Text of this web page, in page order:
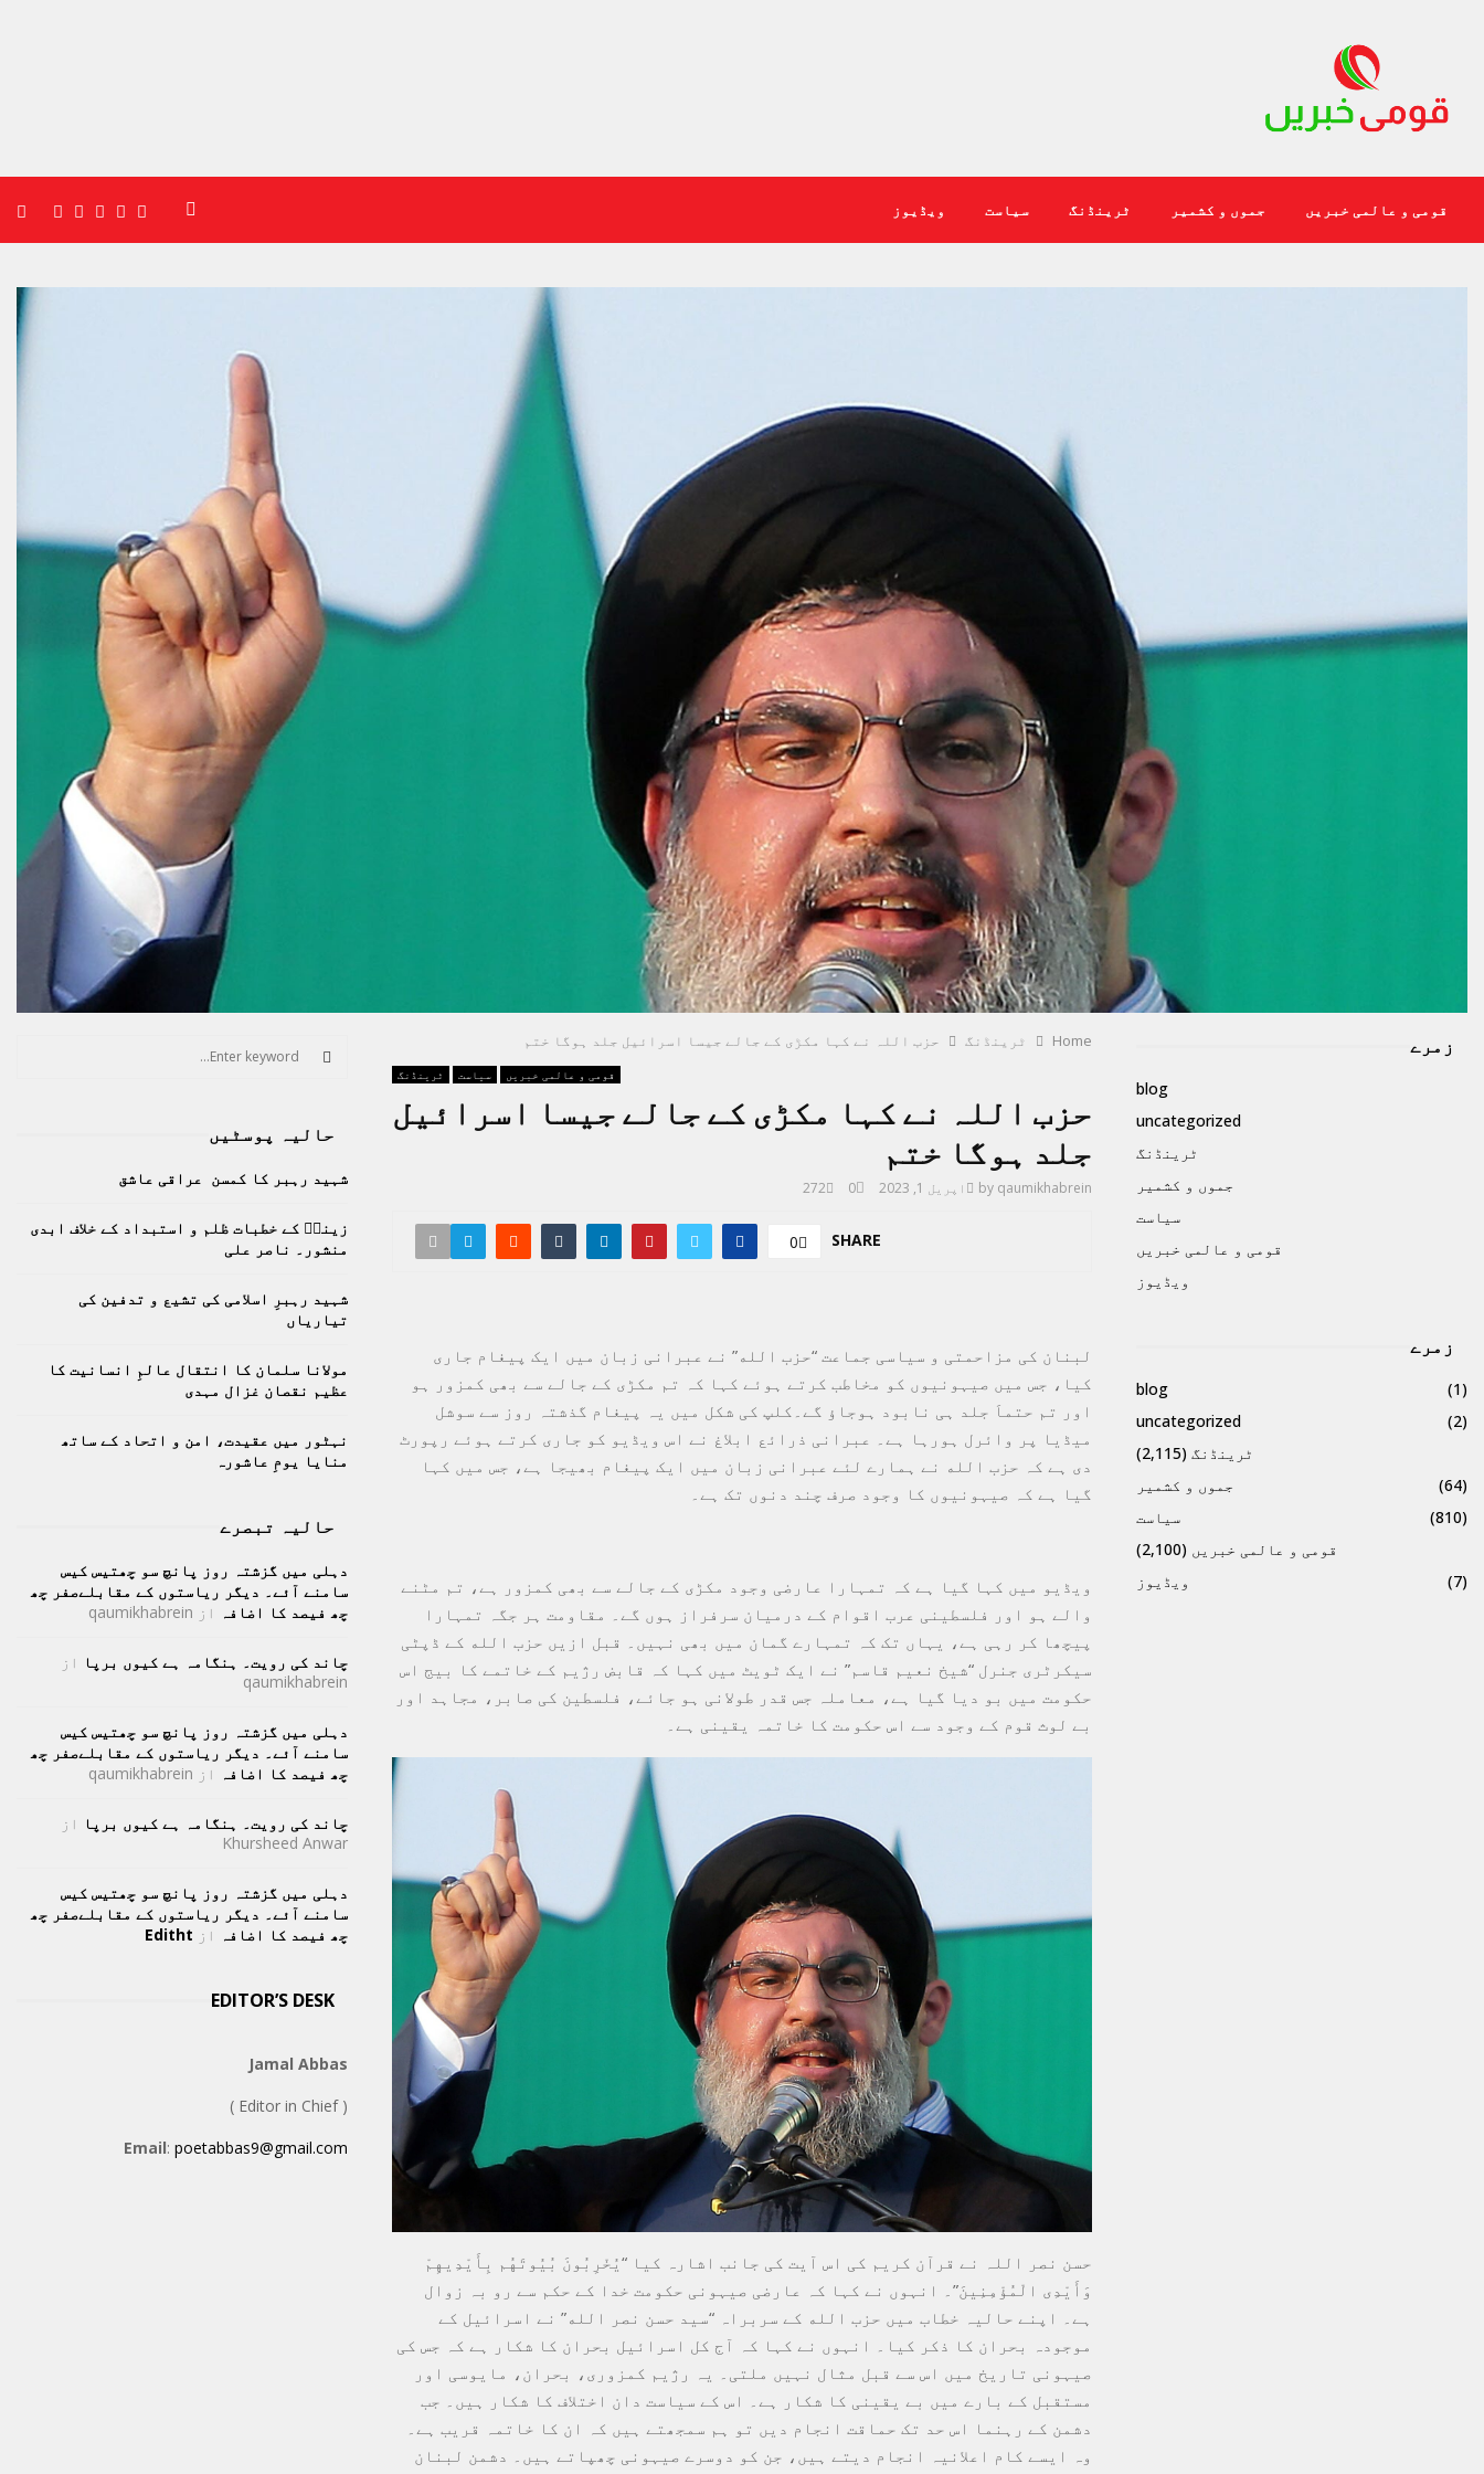
ویڈیوز سیاست ٹرینڈنگ جموں و کشمیر قومی و عالمی خبریں
Home ٹرینڈنگ حزب اللہ نے کہا مکڑی کے جالے جیسا اسرائیل جلد ہوگا ختم
ٹرینڈنگ سیاست قومی و عالمی خبریں
حزب اللہ نے کہا مکڑی کے جالے جیسا اسرائیل
جلد ہوگا ختم
by qaumikhabrein اپریل 1, 2023 0
272
SHARE
0
لبنان کی مزاحمتی و سیاسی جماعت “حزب‌ الله” نے عبرانی زبان میں ایک پیغام جاری
کیا، جس میں صیہونیوں کو مخاطب کرتے ہوئے کہا کہ تم مکڑی کے جالے سے بھی کمزور ہو
اور تم حتماَ جلد ہی نابود ہوجاؤ گے۔کلپ کی شکل میں یہ پیغام گذشتہ روز سے سوشل
میڈیا پر وائرل ہورہا ہے۔ عبرانی ذرائع ابلاغ نے اس ویڈیو کو جاری کرتے ہوئے رپورٹ
دی ہے کہ حزب‌ الله نے ہمارے لئے عبرانی زبان میں ایک پیغام بھیجا ہے، جس میں کہا
گیا ہے کہ صیہونیوں کا وجود صرف چند دنوں تک ہے۔
ویڈیو میں کہا گیا ہے کہ تمہارا عارضی وجود مکڑی کے جالے سے بھی کمزور ہے، تم مٹنے
والے ہو اور فلسطینی عرب اقوام کے درمیان سرفراز ہوں گے۔ مقاومت ہر جگہ تمہارا
پیچھا کر رہی ہے، یہاں تک کہ تمہارے گمان میں بھی نہیں۔ قبل ازیں حزب‌ الله کے ڈپٹی
سیکرٹری جنرل “شیخ نعیم قاسم” نے ایک ٹویٹ میں کہا کہ قابض رژیم کے خاتمے کا بیج اس
حکومت میں بو دیا گیا ہے، معاملہ جس قدر طولانی ہو جائے، فلسطین کی صابر، مجاہد اور
بے لوث قوم کے وجود سے اس حکومت کا خاتمہ یقینی ہے۔
حسن نصر اللہ نے قرآن کریم کی اس آیت کی جانب اشارہ کیا “یُخْرِبُونَ بُیُوتَهُم بِأَیْدِیهِمْ
وَأَیْدِی الْمُؤْمِنِینَ”۔ انہوں نے کہا کہ عارضی صیہونی حکومت خدا کے حکم سے رو بہ زوال
ہے۔ اپنے حالیہ خطاب میں حزب‌ الله کے سربراہ “سید حسن نصر الله” نے اسرائیل کے
موجودہ بحران کا ذکر کیا۔ انہوں نے کہا کہ آج کل اسرائیل بحران کا شکار ہے کہ جس کی
صیہونی تاریخ میں اس سے قبل مثال نہیں ملتی۔ یہ رژیم کمزوری، بحران، مایوسی اور
مستقبل کے بارے میں بے یقینی کا شکار ہے۔ اس کے سیاست دان اختلاف کا شکار ہیں۔ جب
دشمن کے رہنما اس حد تک حماقت انجام دیں تو ہم سمجھتے ہیں کہ ان کا خاتمہ قریب ہے۔
وہ ایسے کام اعلانیہ انجام دیتے ہیں، جن کو دوسرے صیہونی چھپاتے ہیں۔ دشمن لبنان
زمرے
blog
uncategorized
ٹرینڈنگ
جموں و کشمیر
سیاست
قومی و عالمی خبریں
ویڈیوز
زمرے
blog
(1)
uncategorized
(2)
ٹرینڈنگ (2,115)
جموں و کشمیر
(64)
سیاست
(810)
قومی و عالمی خبریں (2,100)
ویڈیوز
(7)
f
r
:
E
A
R
H
حالیہ پوسٹیں
شہید رہبر کا کمسن عراقی عاشق
زینبؑ کے خطبات ظلم و استبداد کے خلاف ابدی
منشور۔ ناصر علی
شہید رہبرِ اسلامی کی تشیع و تدفین کی
تیاریاں
مولانا سلمان کا انتقال عالمِ انسانیت کا
عظیم نقصان غزال مہدی
نہٹور میں عقیدت، امن و اتحاد کے ساتھ
منایا یومِ عاشورہ
حالیہ تبصرے
دہلی میں گزشتہ روز پانچ سو چھتیس کیس
سامنے آئے۔ دیگر ریاستوں کے مقابلےصفر چھ
چھ فیصد کا اضافہ از qaumikhabrein
چاند کی رویت۔ ہنگامہ ہے کیوں برپا از
qaumikhabrein
دہلی میں گزشتہ روز پانچ سو چھتیس کیس
سامنے آئے۔ دیگر ریاستوں کے مقابلےصفر چھ
چھ فیصد کا اضافہ از qaumikhabrein
چاند کی رویت۔ ہنگامہ ہے کیوں برپا از
Khursheed Anwar
دہلی میں گزشتہ روز پانچ سو چھتیس کیس
سامنے آئے۔ دیگر ریاستوں کے مقابلےصفر چھ
چھ فیصد کا اضافہ از Editht
EDITOR’S DESK
Jamal Abbas
( Editor in Chief )
Email: poetabbas9@gmail.com